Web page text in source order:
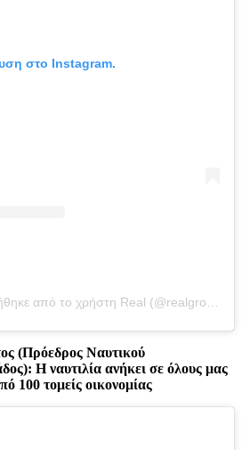
στο Instagram.
(Πρόεδρος Ναυτικού
Η ναυτιλία ανήκει σε όλους μας
100 τομείς οικονομίας